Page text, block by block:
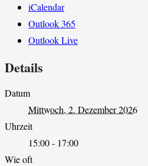
iCalendar
Outlook 365
Outlook Live
Details
Datum
Mittwoch, 2. Dezember 2026
Uhrzeit
15:00 - 17:00
Wie oft